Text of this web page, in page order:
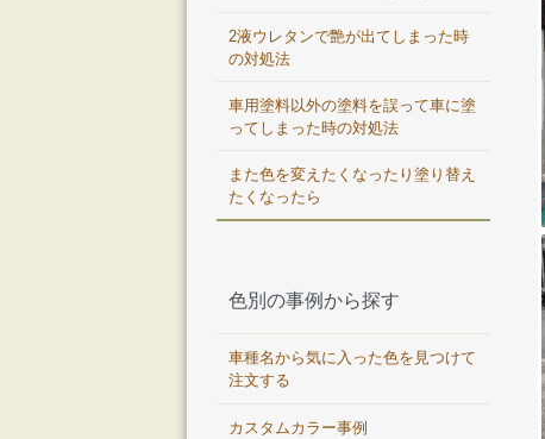
2液ウレタンで艶が出てしまった時
の対処法
車用塗料以外の塗料を誤って車に塗
ってしまった時の対処法
また色を変えたくなったり塗り替え
たくなったら
色別の事例から探す
車種名から気に入った色を見つけて
注文する
カスタムカラー事例